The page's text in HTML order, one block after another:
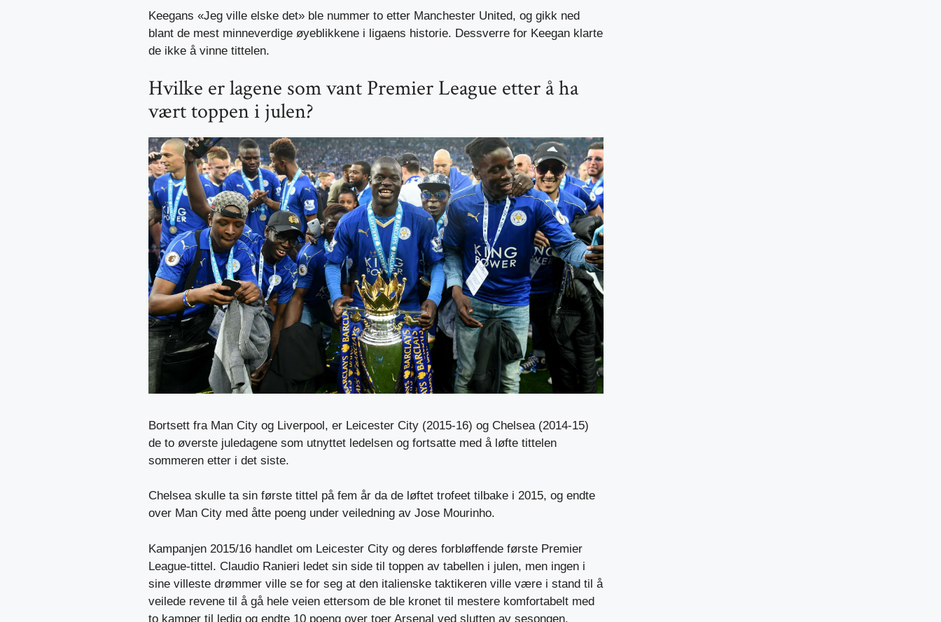
Keegans «Jeg ville elske det» ble nummer to etter Manchester United, og gikk ned
blant de mest minneverdige øyeblikkene i ligaens historie. Dessverre for Keegan klarte
de ikke å vinne tittelen.
Hvilke er lagene som vant Premier League etter å ha
vært toppen i julen?
Bortsett fra Man City og Liverpool, er Leicester City (2015-16) og Chelsea (2014-15)
de to øverste juledagene som utnyttet ledelsen og fortsatte med å løfte tittelen
sommeren etter i det siste.
Chelsea skulle ta sin første tittel på fem år da de løftet trofeet tilbake i 2015, og endte
over Man City med åtte poeng under veiledning av Jose Mourinho.
Kampanjen 2015/16 handlet om Leicester City og deres forbløffende første Premier
League-tittel. Claudio Ranieri ledet sin side til toppen av tabellen i julen, men ingen i
sine villeste drømmer ville se for seg at den italienske taktikeren ville være i stand til å
veilede revene til å gå hele veien ettersom de ble kronet til mestere komfortabelt med
to kamper til ledig og endte 10 poeng over toer Arsenal ved slutten av sesongen.